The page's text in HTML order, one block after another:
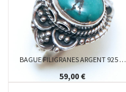
BAGUE FILIGRANES ARGENT 925 …
59,00 €